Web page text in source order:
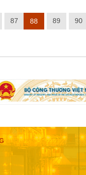
87 88 89 90